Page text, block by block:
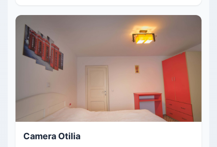
Camera Otilia